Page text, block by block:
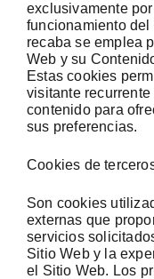
exclusivamente
funcionamiento
recaba se emplea
Web y su
Estas cookies
visitante
contenido para
sus preferencias.
Cookies de
Son cookies
externas que
servicios
Sitio Web y la
el Sitio Web. Los